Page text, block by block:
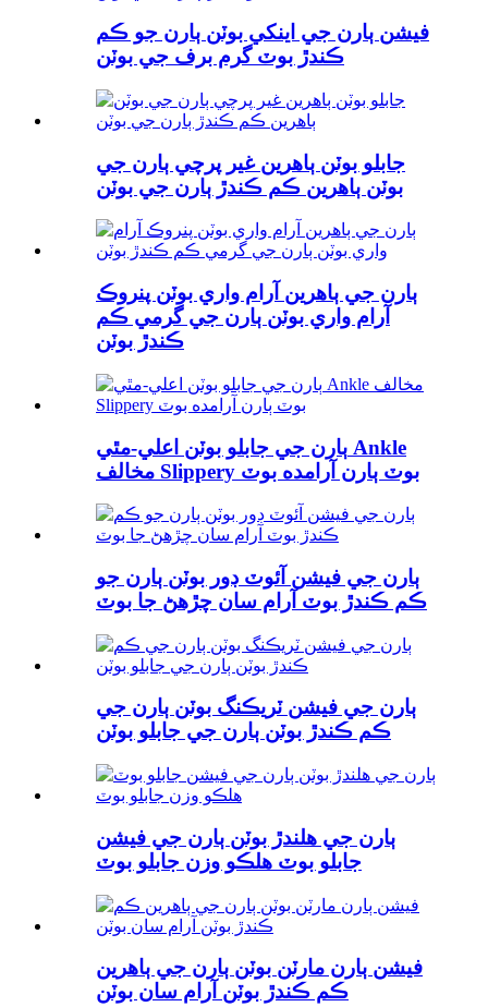
فيشن ٻارن جي اينکي بوٽن ٻارن جو ڪم
ڪندڙ بوٽ گرم برف جي بوٽن
جابلو بوٽن ٻاهرين غير پرچي ٻارن جي
بوٽن ٻاهرين ڪم ڪندڙ ٻارن جي بوٽن
ٻارن جي ٻاهرين آرام واري بوٽن پنروڪ
آرام واري بوٽن ٻارن جي گرمي ڪم
ڪندڙ بوٽن
ٻارن جي جابلو بوٽن اعلي-مٿي Ankle
مخالف Slippery بوٽ ٻارن آرامده بوٽ
ٻارن جي فيشن آئوٽ ڊور بوٽن ٻارن جو
ڪم ڪندڙ بوٽ آرام سان چڙهڻ جا بوٽ
ٻارن جي فيشن ٽريڪنگ بوٽن ٻارن جي
ڪم ڪندڙ بوٽن ٻارن جي جابلو بوٽن
ٻارن جي ھلندڙ بوٽن ٻارن جي فيشن
جابلو بوٽ ھلڪو وزن جابلو بوٽ
فيشن ٻارن مارٽن بوٽن ٻارن جي ٻاهرين
ڪم ڪندڙ بوٽن آرام سان بوٽن